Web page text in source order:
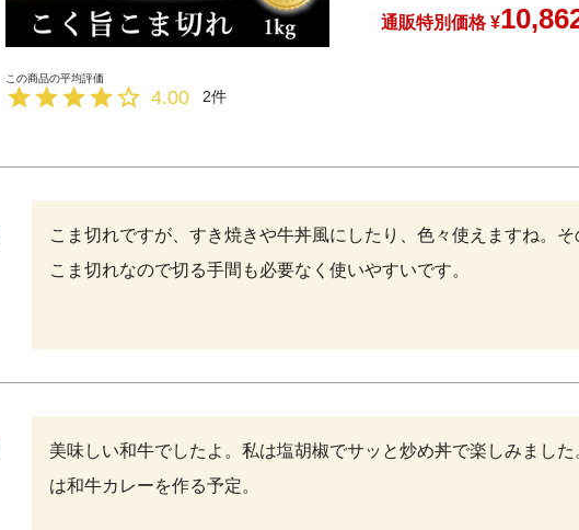
通販特別価格 ¥
4.00 2
こま切れですが、すき焼きや牛丼風にしたり、色々使えますね。
こま切れなので切る手間も必要なく使いやすいです。
美味しい和牛でしたよ。私は塩胡椒でサッと炒め丼で楽しみまし
は和牛カレーを作る予定。